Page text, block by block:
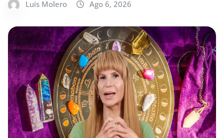
Luis Molero Ago 6, 2026